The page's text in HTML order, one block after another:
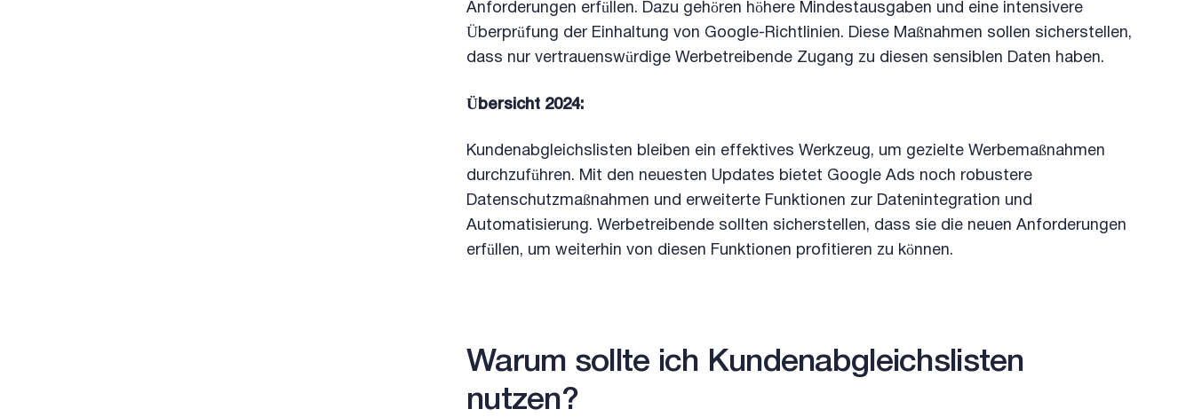
Anforderungen erfüllen. Dazu gehören höhere Mindestausgaben und eine intensivere
Überprüfung der Einhaltung von Google-Richtlinien. Diese Maßnahmen sollen sicherstellen,
dass nur vertrauenswürdige Werbetreibende Zugang zu diesen sensiblen Daten haben.
Übersicht 2024:
Kundenabgleichslisten bleiben ein effektives Werkzeug, um gezielte Werbemaßnahmen
durchzuführen. Mit den neuesten Updates bietet Google Ads noch robustere
Datenschutzmaßnahmen und erweiterte Funktionen zur Datenintegration und
Automatisierung. Werbetreibende sollten sicherstellen, dass sie die neuen Anforderungen
erfüllen, um weiterhin von diesen Funktionen profitieren zu können.
Warum sollte ich Kundenabgleichslisten
nutzen?